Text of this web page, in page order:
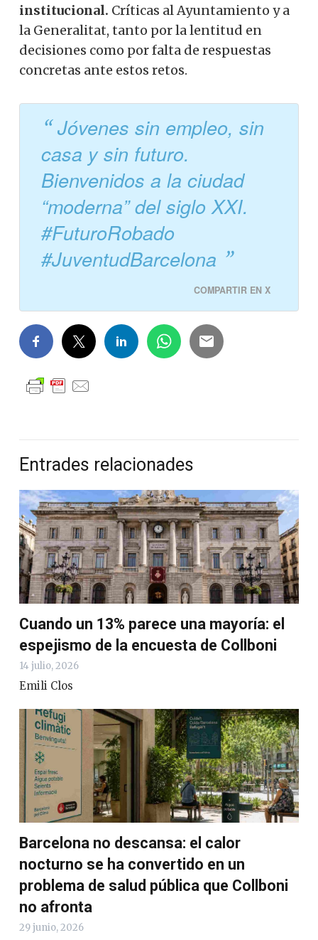
institucional. Críticas al Ayuntamiento y a
la Generalitat, tanto por la lentitud en
decisiones como por falta de respuestas
concretas ante estos retos.
Jóvenes sin empleo, sin
casa y sin futuro.
Bienvenidos a la ciudad
“moderna” del siglo XXI.
#FuturoRobado
#JuventudBarcelona
COMPARTIR EN X
Entrades relacionades
Cuando un 13% parece una mayoría: el
espejismo de la encuesta de Collboni
14 julio, 2026
Emili Clos
Barcelona no descansa: el calor
nocturno se ha convertido en un
problema de salud pública que Collboni
no afronta
29 junio, 2026